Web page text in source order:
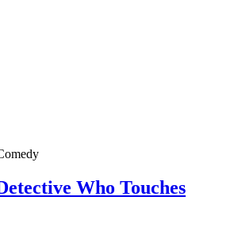
Who Touches